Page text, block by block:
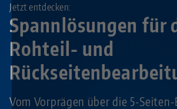
Spannlösungen für
Rohteil- und
Jetzt entdecken:
Vom Vorprägen über die 5-